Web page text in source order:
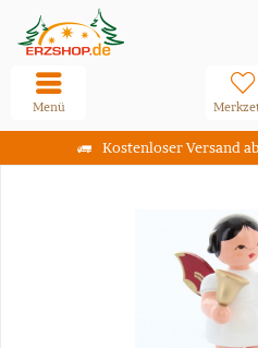
Kostenloser Versand
Menü